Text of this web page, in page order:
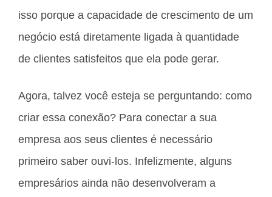
isso porque a capacidade de crescimento de um
negócio está diretamente ligada à quantidade
de clientes satisfeitos que ela pode gerar.
Agora, talvez você esteja se perguntando: como
criar essa conexão? Para conectar a sua
empresa aos seus clientes é necessário
primeiro saber ouvi-los. Infelizmente, alguns
empresários ainda não desenvolveram a